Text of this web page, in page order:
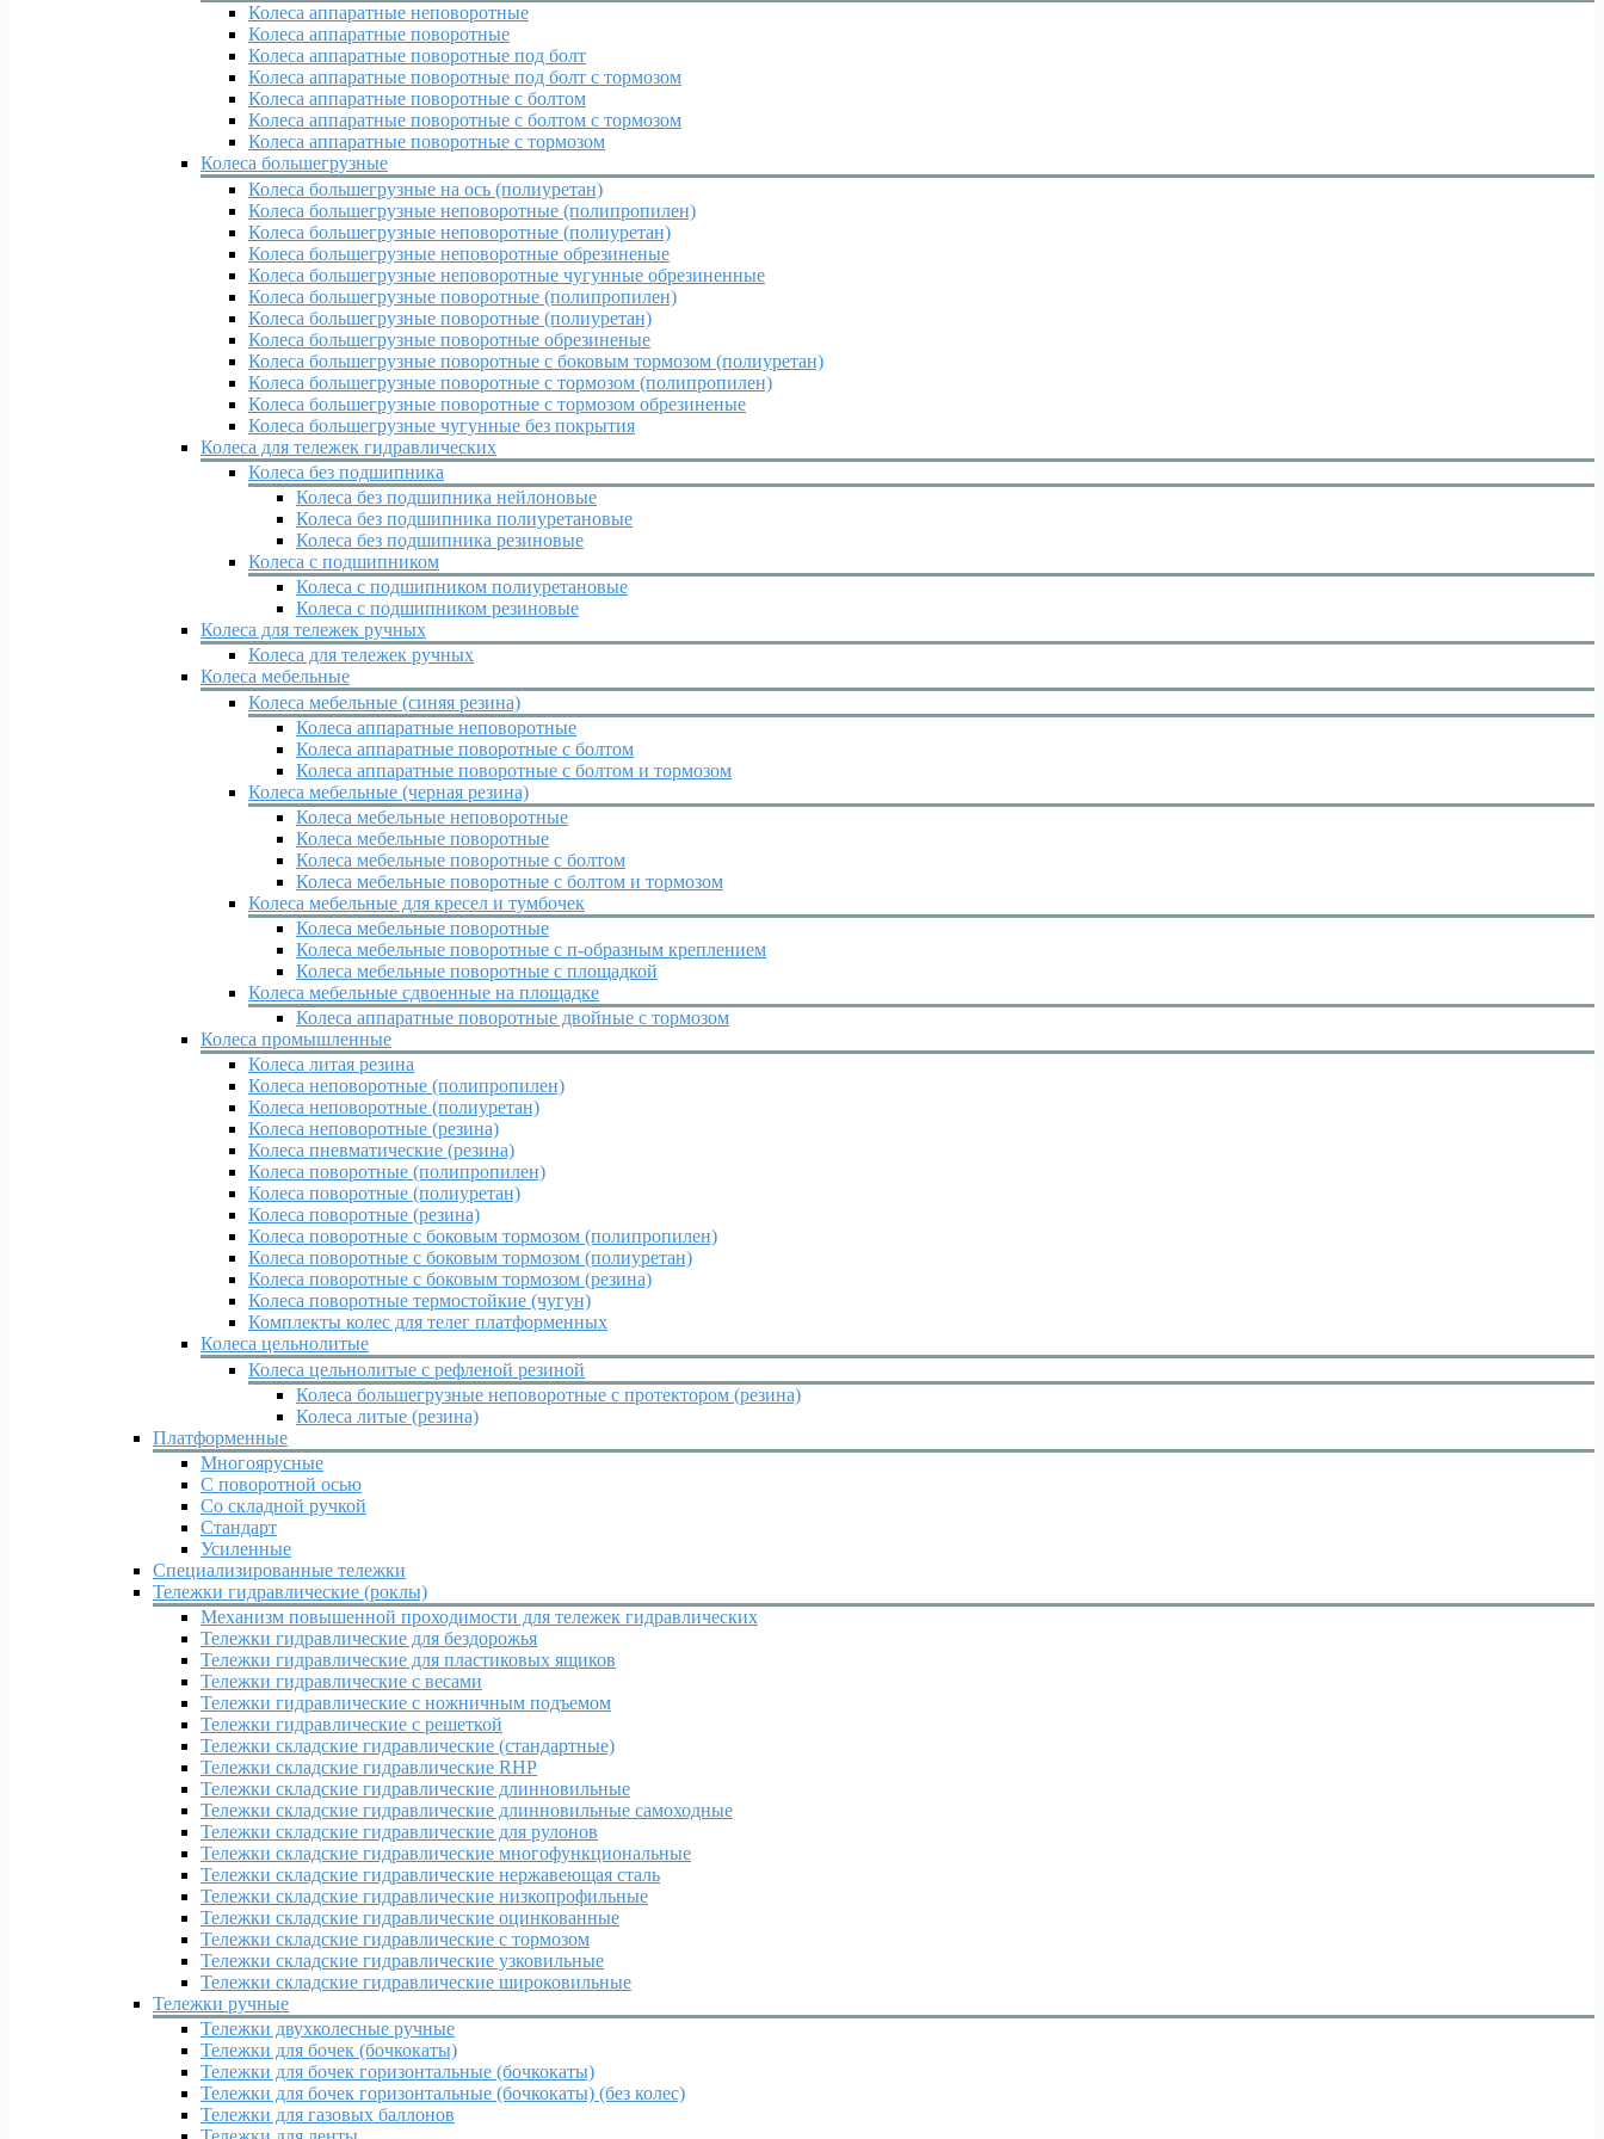
Колеса аппаратные неповоротные
Колеса аппаратные поворотные
Колеса аппаратные поворотные под болт
Колеса аппаратные поворотные под болт с тормозом
Колеса аппаратные поворотные с болтом
Колеса аппаратные поворотные с болтом с тормозом
Колеса аппаратные поворотные с тормозом
Колеса большегрузные
Колеса большегрузные на ось (полиуретан)
Колеса большегрузные неповоротные (полипропилен)
Колеса большегрузные неповоротные (полиуретан)
Колеса большегрузные неповоротные обрезиненые
Колеса большегрузные неповоротные чугунные обрезиненные
Колеса большегрузные поворотные (полипропилен)
Колеса большегрузные поворотные (полиуретан)
Колеса большегрузные поворотные обрезиненые
Колеса большегрузные поворотные с боковым тормозом (полиуретан)
Колеса большегрузные поворотные с тормозом (полипропилен)
Колеса большегрузные поворотные с тормозом обрезиненые
Колеса большегрузные чугунные без покрытия
Колеса для тележек гидравлических
Колеса без подшипника
Колеса без подшипника нейлоновые
Колеса без подшипника полиуретановые
Колеса без подшипника резиновые
Колеса с подшипником
Колеса с подшипником полиуретановые
Колеса с подшипником резиновые
Колеса для тележек ручных
Колеса для тележек ручных
Колеса мебельные
Колеса мебельные (синяя резина)
Колеса аппаратные неповоротные
Колеса аппаратные поворотные с болтом
Колеса аппаратные поворотные с болтом и тормозом
Колеса мебельные (черная резина)
Колеса мебельные неповоротные
Колеса мебельные поворотные
Колеса мебельные поворотные с болтом
Колеса мебельные поворотные с болтом и тормозом
Колеса мебельные для кресел и тумбочек
Колеса мебельные поворотные
Колеса мебельные поворотные с п-образным креплением
Колеса мебельные поворотные с площадкой
Колеса мебельные сдвоенные на площадке
Колеса аппаратные поворотные двойные с тормозом
Колеса промышленные
Колеса литая резина
Колеса неповоротные (полипропилен)
Колеса неповоротные (полиуретан)
Колеса неповоротные (резина)
Колеса пневматические (резина)
Колеса поворотные (полипропилен)
Колеса поворотные (полиуретан)
Колеса поворотные (резина)
Колеса поворотные c боковым тормозом (полипропилен)
Колеса поворотные c боковым тормозом (полиуретан)
Колеса поворотные c боковым тормозом (резина)
Колеса поворотные термостойкие (чугун)
Комплекты колес для телег платформенных
Колеса цельнолитые
Колеса цельнолитые с рефленой резиной
Колеса большегрузные неповоротные с протектором (резина)
Колеса литые (резина)
Платформенные
Многоярусные
С поворотной осью
Со складной ручкой
Стандарт
Усиленные
Специализированные тележки
Тележки гидравлические (роклы)
Механизм повышенной проходимости для тележек гидравлических
Тележки гидравлические для бездорожья
Тележки гидравлические для пластиковых ящиков
Тележки гидравлические с весами
Тележки гидравлические с ножничным подъемом
Тележки гидравлические с решеткой
Тележки складские гидравлические (стандартные)
Тележки складские гидравлические RHP
Тележки складские гидравлические длинновильные
Тележки складские гидравлические длинновильные самоходные
Тележки складские гидравлические для рулонов
Тележки складские гидравлические многофункциональные
Тележки складские гидравлические нержавеющая сталь
Тележки складские гидравлические низкопрофильные
Тележки складские гидравлические оцинкованные
Тележки складские гидравлические с тормозом
Тележки складские гидравлические узковильные
Тележки складские гидравлические широковильные
Тележки ручные
Тележки двухколесные ручные
Тележки для бочек (бочкокаты)
Тележки для бочек горизонтальные (бочкокаты)
Тележки для бочек горизонтальные (бочкокаты) (без колес)
Тележки для газовых баллонов